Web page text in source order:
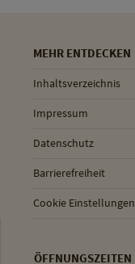
MEHR ENTDECKEN
Inhaltsverzeichnis
Impressum
Datenschutz
Barrierefreiheit
Cookie Einstellungen
ÖFFNUNGSZEITEN